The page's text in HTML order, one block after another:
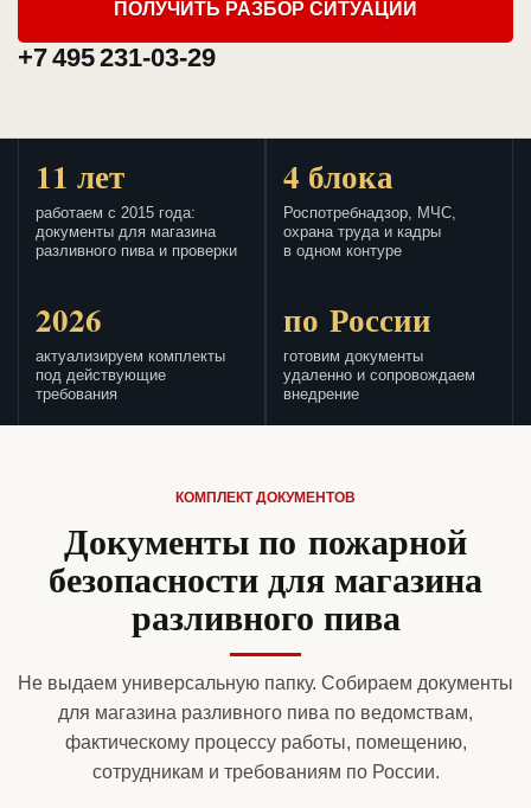
ПОЛУЧИТЬ РАЗБОР СИТУАЦИИ
+7 495 231-03-29
11 лет
работаем с 2015 года:
документы для магазина
разливного пива и проверки
4 блока
Роспотребнадзор, МЧС,
охрана труда и кадры
в одном контуре
2026
актуализируем комплекты
под действующие
требования
по России
готовим документы
удаленно и сопровождаем
внедрение
КОМПЛЕКТ ДОКУМЕНТОВ
Документы по пожарной
безопасности для магазина
разливного пива
Не выдаем универсальную папку. Собираем документы
для магазина разливного пива по ведомствам,
фактическому процессу работы, помещению,
сотрудникам и требованиям по России.